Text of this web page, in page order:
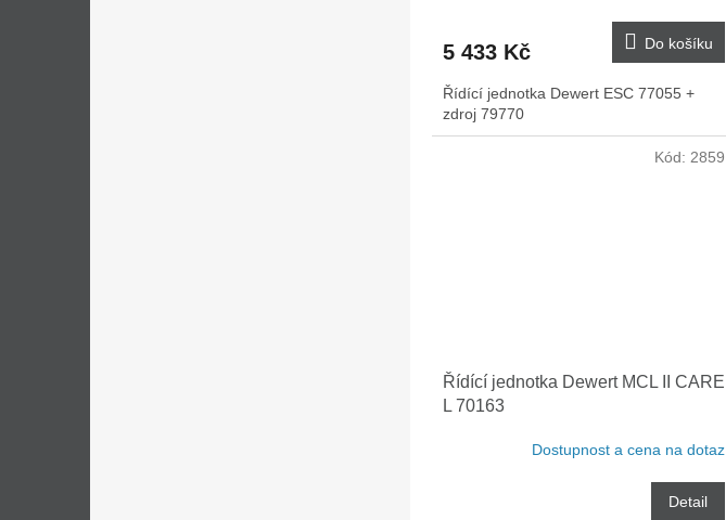
5 433 Kč Do košíku
Řídící jednotka Dewert ESC 77055 +
zdroj 79770
Řídící jednotka Dewert MCL II CARE
L 70163
Dostupnost a cena na dotaz
Detail
Kód: 2859